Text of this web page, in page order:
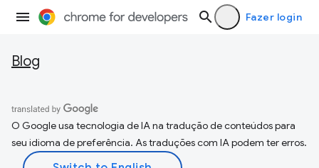
Fazer login
Blog
O Google usa tecnologia de IA na tradução de conteúdos para
seu idioma de preferência. As traduções com IA podem ter erros.